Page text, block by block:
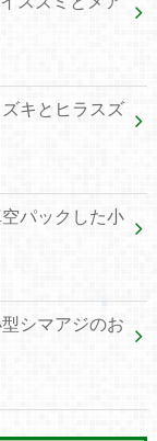
キとヒラスズ
パックした小
シマアジのお